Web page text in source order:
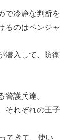
で冷静な判断を
るのはベンジャ
潜入して、防衛
護兵達。
それぞれの王子
てきて、使い